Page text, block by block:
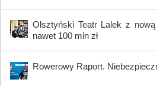
Olsztyński Teatr Lalek z
nawet 100 mln zł
Rowerowy Raport.